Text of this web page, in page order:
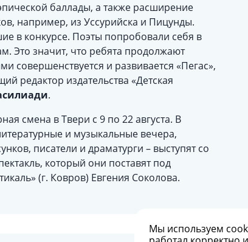
баллады, а также расширение
например, из Уссурийска и Пицунды.
в конкурсе. Поэты попробовали себя в
Это значит, что ребята продолжают
совершенствуется и развивается «Пегас»,
редактор издательства «Детская
.
смена в Твери с 9 по 22 августа. В
и музыкальные вечера,
писатели и драматурги – выступят со
который они поставят под
(г. Ковров) Евгения Соколова.
Мы используем